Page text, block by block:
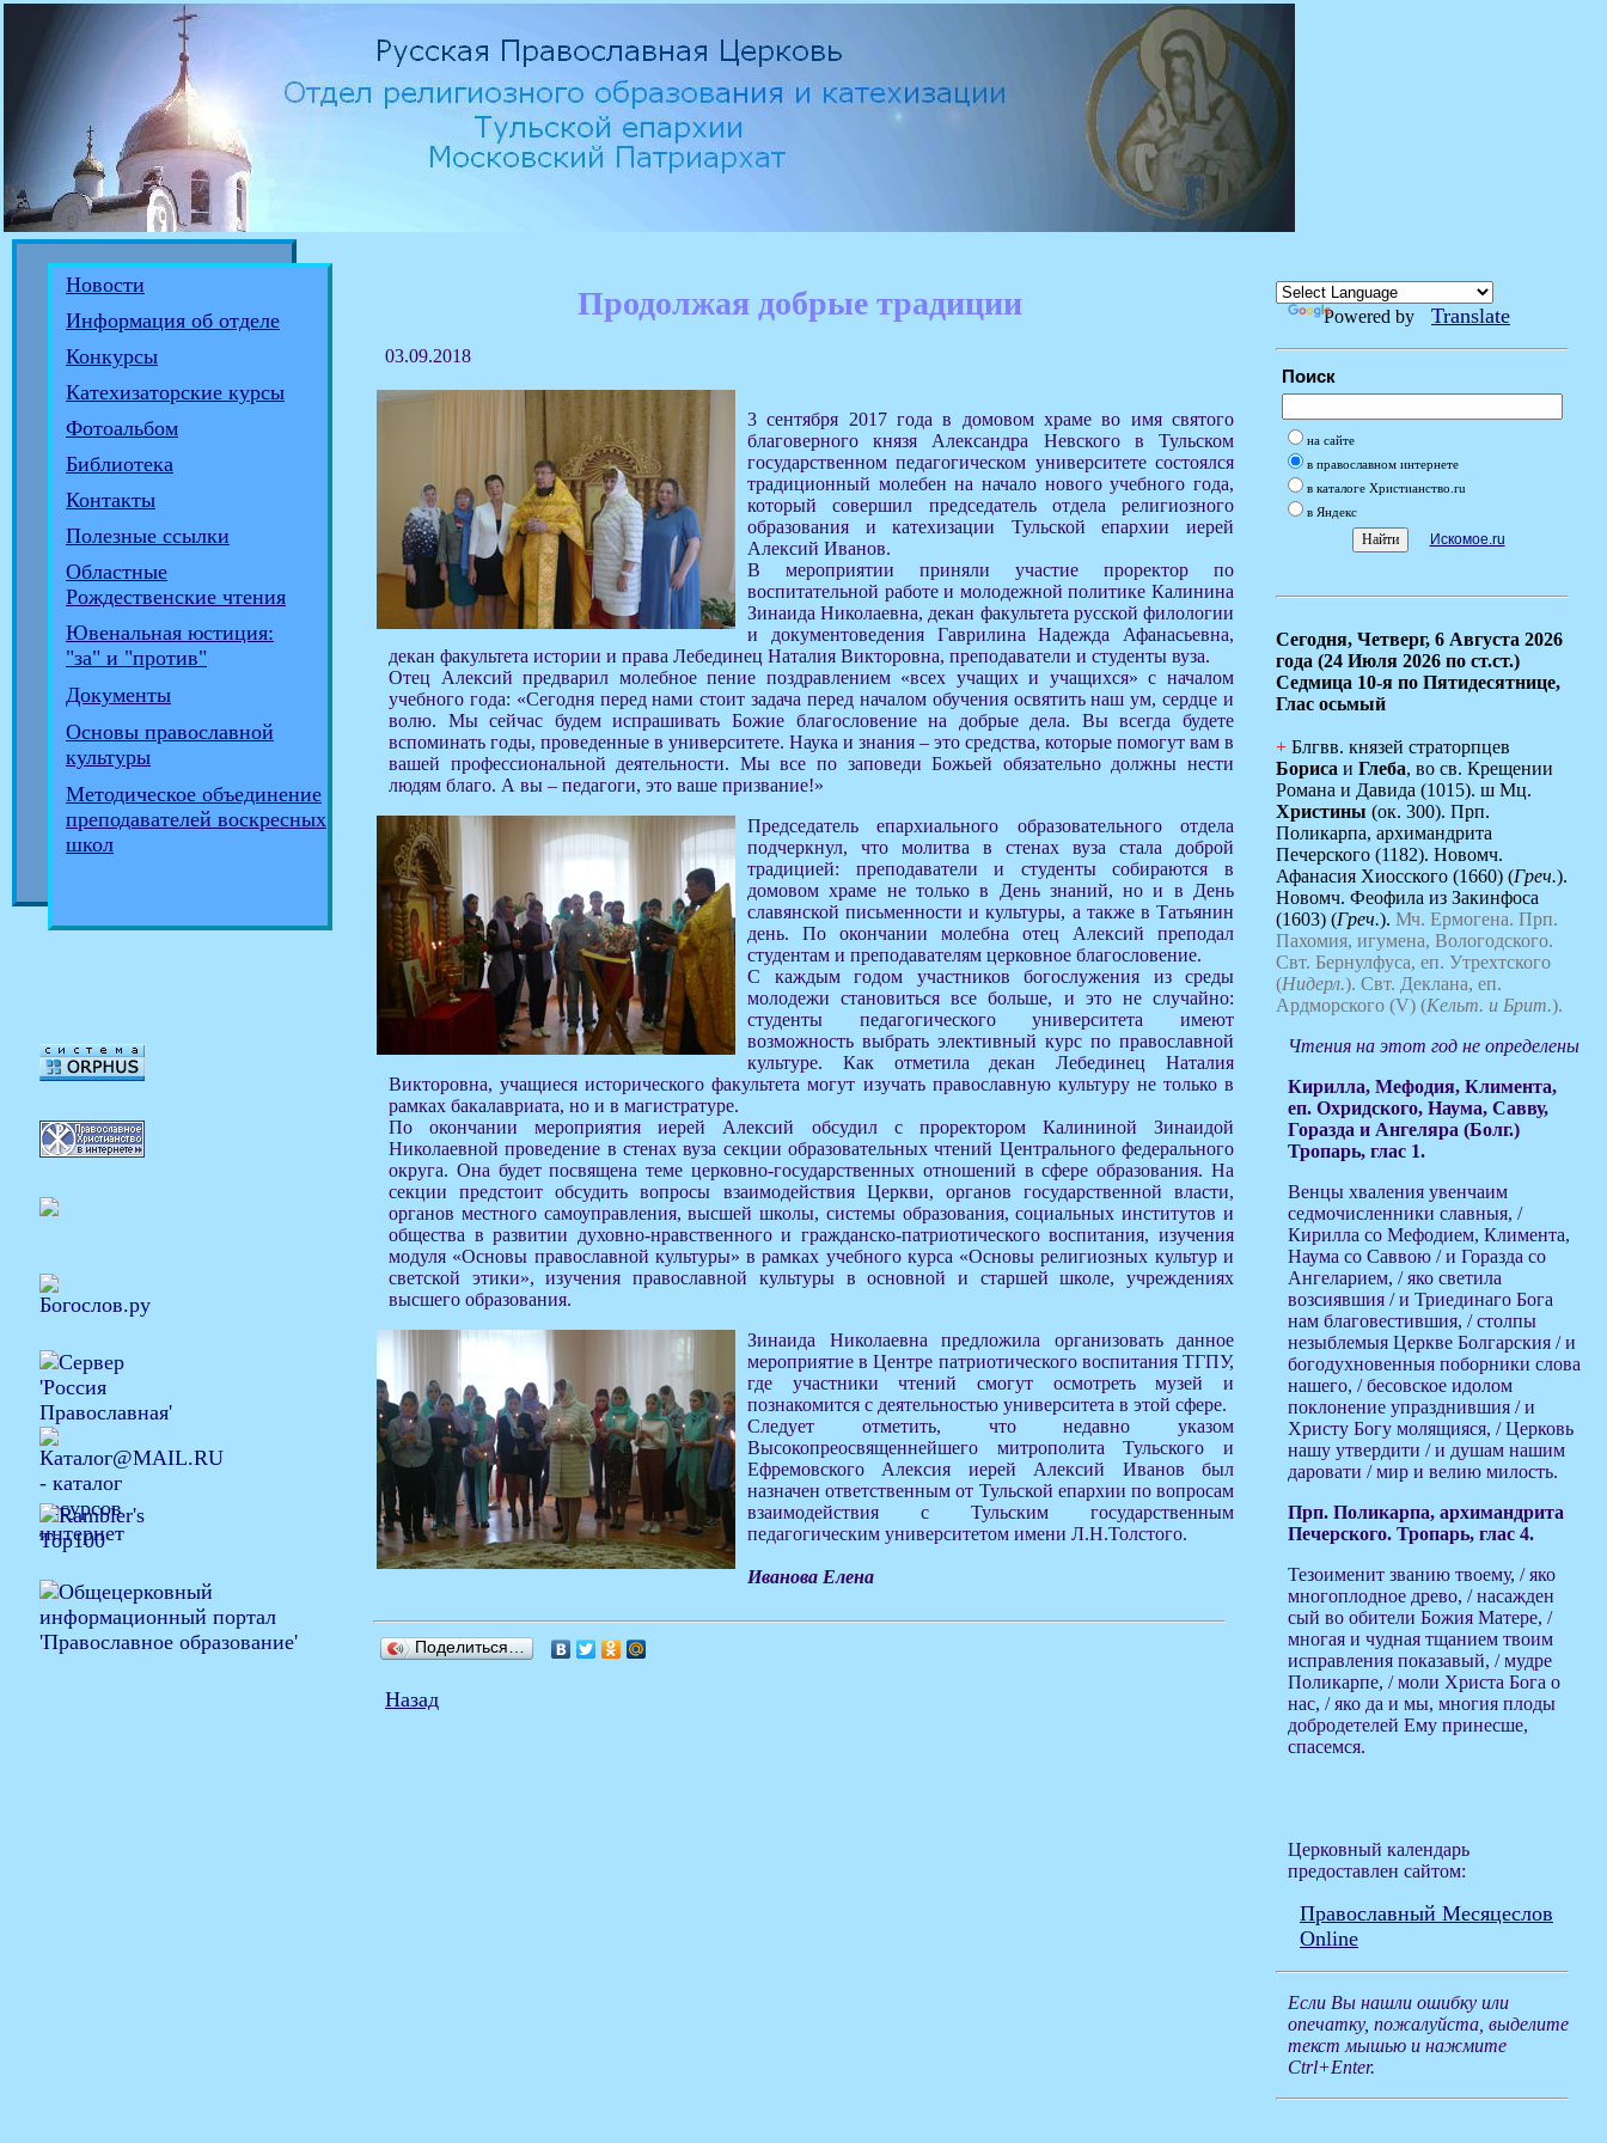
Новости
Информация об отделе
Конкурсы
Катехизаторские курсы
Фотоальбом
Библиотека
Контакты
Полезные ссылки
Областные
Рождественские чтения
Ювенальная юстиция:
"за" и "против"
Документы
Основы православной
культуры
Методическое объединение
преподавателей воскресных
школ
Продолжая добрые традиции
03.09.2018
3 сентября 2017 года в домовом храме во имя святого
благоверного князя Александра Невского в Тульском
государственном педагогическом университете состоялся
традиционный молебен на начало нового учебного года,
который совершил председатель отдела религиозного
образования и катехизации Тульской епархии иерей
Алексий Иванов.
В мероприятии приняли участие проректор по
воспитательной работе и молодежной политике Калинина
Зинаида Николаевна, декан факультета русской филологии
и документоведения Гаврилина Надежда Афанасьевна,
декан факультета истории и права Лебединец Наталия Викторовна, преподаватели и студенты вуза.
Отец Алексий предварил молебное пение поздравлением «всех учащих и учащихся» с началом
учебного года: «Сегодня перед нами стоит задача перед началом обучения освятить наш ум, сердце и
волю. Мы сейчас будем испрашивать Божие благословение на добрые дела. Вы всегда будете
вспоминать годы, проведенные в университете. Наука и знания – это средства, которые помогут вам в
вашей профессиональной деятельности. Мы все по заповеди Божьей обязательно должны нести
людям благо. А вы – педагоги, это ваше призвание!»
Председатель епархиального образовательного отдела
подчеркнул, что молитва в стенах вуза стала доброй
традицией: преподаватели и студенты собираются в
домовом храме не только в День знаний, но и в День
славянской письменности и культуры, а также в Татьянин
день. По окончании молебна отец Алексий преподал
студентам и преподавателям церковное благословение.
С каждым годом участников богослужения из среды
молодежи становиться все больше, и это не случайно:
студенты педагогического университета имеют
возможность выбрать элективный курс по православной
культуре. Как отметила декан Лебединец Наталия
Викторовна, учащиеся исторического факультета могут изучать православную культуру не только в
рамках бакалавриата, но и в магистратуре.
По окончании мероприятия иерей Алексий обсудил с проректором Калининой Зинаидой
Николаевной проведение в стенах вуза секции образовательных чтений Центрального федерального
округа. Она будет посвящена теме церковно-государственных отношений в сфере образования. На
секции предстоит обсудить вопросы взаимодействия Церкви, органов государственной власти,
органов местного самоуправления, высшей школы, системы образования, социальных институтов и
общества в развитии духовно-нравственного и гражданско-патриотического воспитания, изучения
модуля «Основы православной культуры» в рамках учебного курса «Основы религиозных культур и
светской этики», изучения православной культуры в основной и старшей школе, учреждениях
высшего образования.
Зинаида Николаевна предложила организовать данное
мероприятие в Центре патриотического воспитания ТГПУ,
где участники чтений смогут осмотреть музей и
познакомится с деятельностью университета в этой сфере.
Следует отметить, что недавно указом
Высокопреосвященнейшего митрополита Тульского и
Ефремовского Алексия иерей Алексий Иванов был
назначен ответственным от Тульской епархии по вопросам
взаимодействия с Тульским государственным
педагогическим университетом имени Л.Н.Толстого.
Иванова Елена
Поделиться…
Назад
Powered by Translate
Поиск
на сайте
в православном интернете
в каталоге Христианство.ru
в Яндекс
Искомое.ru
Сегодня, Четверг, 6 Августа 2026
года (24 Июля 2026 по ст.ст.)
Седмица 10-я по Пятидесятнице,
Глас осьмый
+ Блгвв. князей страторпцев
Бориса и Глеба, во св. Крещении
Романа и Давида (1015). ш Мц.
Христины (ок. 300). Прп.
Поликарпа, архимандрита
Печерского (1182). Новомч.
Афанасия Хиосского (1660) (Греч.).
Новомч. Феофила из Закинфоса
(1603) (Греч.). Мч. Ермогена. Прп.
Пахомия, игумена, Вологодского.
Свт. Бернулфуса, еп. Утрехтского
(Нидерл.). Свт. Деклана, еп.
Ардморского (V) (Кельт. и Брит.).
Чтения на этот год не определены
Кирилла, Мефодия, Климента,
еп. Охридского, Наума, Савву,
Горазда и Ангеляра (Болг.)
Тропарь, глас 1.
Венцы хваления увенчаим
седмочисленники славныя, /
Кирилла со Мефодием, Климента,
Наума со Саввою / и Горазда со
Ангеларием, / яко светила
возсиявшия / и Триединаго Бога
нам благовестившия, / столпы
незыблемыя Церкве Болгарския / и
богодухновенныя поборники слова
нашего, / бесовское идолом
поклонение упразднившия / и
Христу Богу молящияся, / Церковь
нашу утвердити / и душам нашим
даровати / мир и велию милость.
Прп. Поликарпа, архимандрита
Печерского. Тропарь, глас 4.
Тезоименит званию твоему, / яко
многоплодное древо, / насажден
сый во обители Божия Матере, /
многая и чудная тщанием твоим
исправления показавый, / мудре
Поликарпе, / моли Христа Бога о
нас, / яко да и мы, многия плоды
добродетелей Ему принесше,
спасемся.
Церковный календарь
предоставлен сайтом:
Православный Месяцеслов
Online
Если Вы нашли ошибку или
опечатку, пожалуйста, выделите
текст мышью и нажмите
Ctrl+Enter.